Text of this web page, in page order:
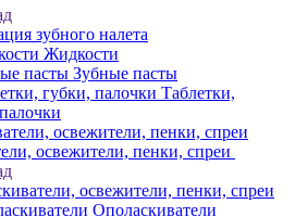
зубного налета
Жидкости
Зубные пасты
Таблетки,
освежители, пенки, спреи
освежители, пенки, спреи
Ополаскиватели